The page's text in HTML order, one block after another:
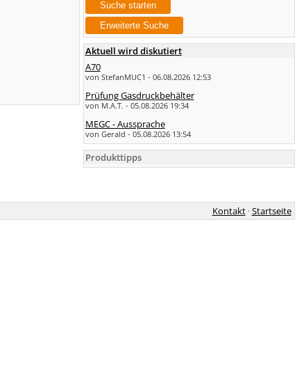
Aktuell wird diskutiert
A70
von StefanMUC1 - 06.08.2026 12:53
Prüfung Gasdruckbehälter
von M.A.T. - 05.08.2026 19:34
MEGC - Aussprache
von Gerald - 05.08.2026 13:54
Produkttipps
Kontakt·Startseite